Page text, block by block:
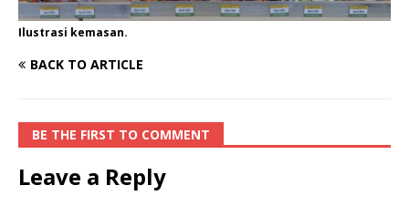
Ilustrasi kemasan.
BACK TO ARTICLE
BE THE FIRST TO COMMENT
Leave a Reply